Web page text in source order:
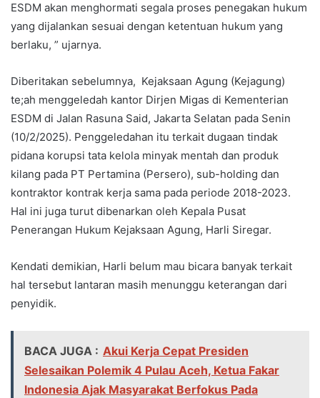
ESDM akan menghormati segala proses penegakan hukum
yang dijalankan sesuai dengan ketentuan hukum yang
berlaku, ” ujarnya.
Diberitakan sebelumnya, Kejaksaan Agung (Kejagung)
te;ah menggeledah kantor Dirjen Migas di Kementerian
ESDM di Jalan Rasuna Said, Jakarta Selatan pada Senin
(10/2/2025). Penggeledahan itu terkait dugaan tindak
pidana korupsi tata kelola minyak mentah dan produk
kilang pada PT Pertamina (Persero), sub-holding dan
kontraktor kontrak kerja sama pada periode 2018-2023.
Hal ini juga turut dibenarkan oleh Kepala Pusat
Penerangan Hukum Kejaksaan Agung, Harli Siregar.
Kendati demikian, Harli belum mau bicara banyak terkait
hal tersebut lantaran masih menunggu keterangan dari
penyidik.
BACA JUGA : Akui Kerja Cepat Presiden
Selesaikan Polemik 4 Pulau Aceh, Ketua Fakar
Indonesia Ajak Masyarakat Berfokus Pada